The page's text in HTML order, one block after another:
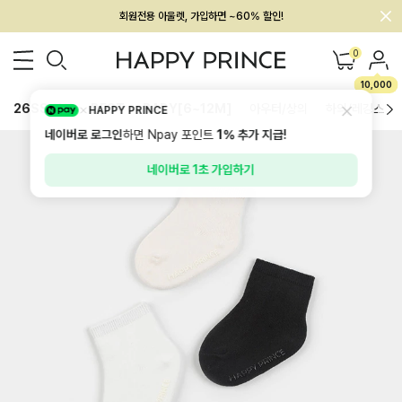
멤버십 최대 28,000원 혜택
0
10,000
26SS 신상 BEST BABY[6~12M] 하의/레깅스
HAPPY PRINCE
네이버로 로그인하면 Npay 포인트1%추가 지급!
네이버로 1초 가입하기